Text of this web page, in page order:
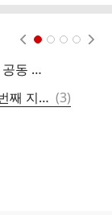
2010년 8월 19일 한/일 기본소득네트워크 공동 심포지움 개최 공지
우리 네트워크, 기본소득지구네트워크 17번째 지부로 인준됨 댓
글
(3)